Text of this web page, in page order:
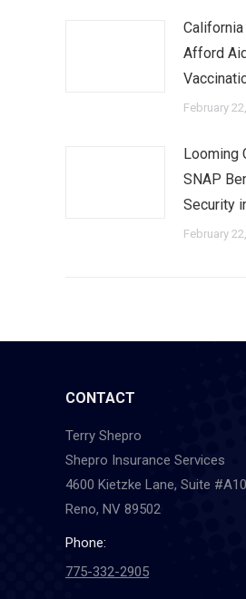
Afford
February
Looming
SNAP
Security
February
CONTACT
Terry Shepro
Shepro Insurance Services
4600 Kietzke Lane, Suite
Reno, NV 89502
Phone:
775-332-2905